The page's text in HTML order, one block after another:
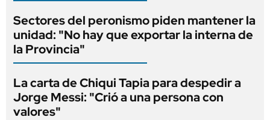
Sectores del peronismo piden mantener la
unidad: "No hay que exportar la interna de
la Provincia"
La carta de Chiqui Tapia para despedir a
Jorge Messi: "Crió a una persona con
valores"